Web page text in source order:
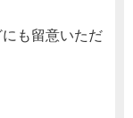
も留意いただ